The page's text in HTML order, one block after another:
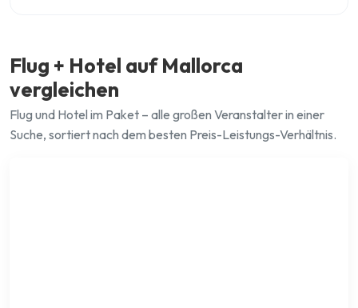
Flug + Hotel auf Mallorca
vergleichen
Flug und Hotel im Paket – alle großen Veranstalter in einer
Suche, sortiert nach dem besten Preis-Leistungs-Verhältnis.